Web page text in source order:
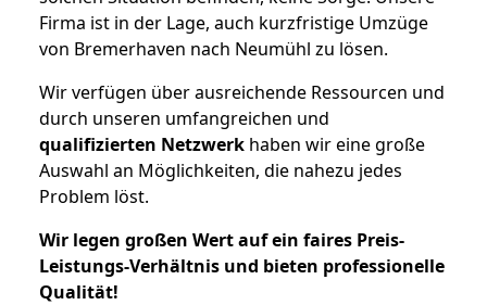
Firma ist in der Lage, auch kurzfristige Umzüge
von Bremerhaven nach Neumühl zu lösen.
Wir verfügen über ausreichende Ressourcen und
durch unseren umfangreichen und
qualifizierten Netzwerk haben wir eine große
Auswahl an Möglichkeiten, die nahezu jedes
Problem löst.
Wir legen großen Wert auf ein faires Preis-
Leistungs-Verhältnis und bieten professionelle
Qualität!